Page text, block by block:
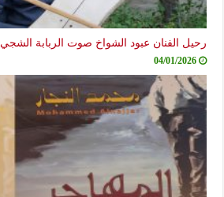
رحيل الفنان عبود الشواخ صوت الربابة الشجي
04/01/2026